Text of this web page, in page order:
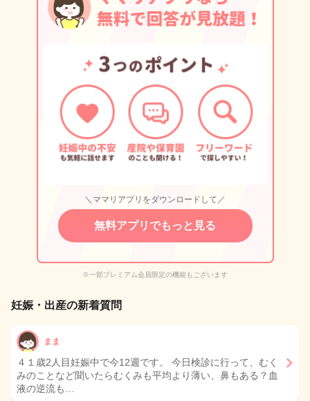
＼ママリアプリをダウンロードして／
無料アプリでもっと見る
※一部プレミアム会員限定の機能もございます
妊娠・出産の新着質問
まま
４１歳2人目妊娠中で今12週です。 今日検診に行って、むく
みのことなど聞いたらむくみも平均より薄い、鼻もある？血
液の逆流も…